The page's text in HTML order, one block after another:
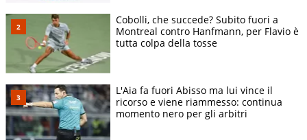
Cobolli, che succede? Subito fuori a
Montreal contro Hanfmann, per Flavio è
tutta colpa della tosse
L'Aia fa fuori Abisso ma lui vince il
ricorso e viene riammesso: continua
momento nero per gli arbitri